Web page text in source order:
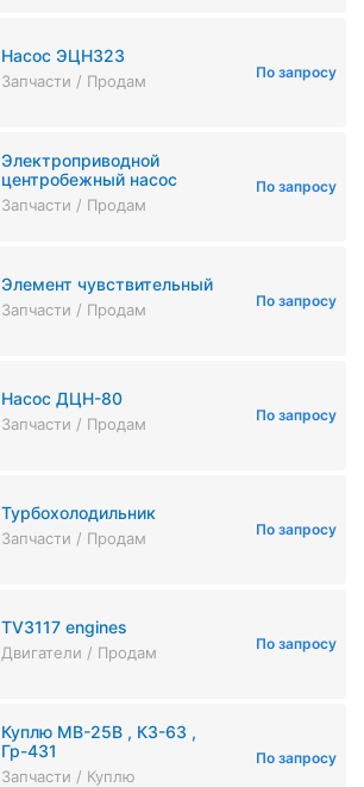
Насос ЭЦН323
Запчасти / Продам По запросу
Электроприводной
центробежный насос
Запчасти / Продам
По запросу
Элемент чувствительный
Запчасти / Продам По запросу
Насос ДЦН-80
Запчасти / Продам По запросу
Турбохолодильник
Запчасти / Продам По запросу
TV3117 engines
Двигатели / Продам По запросу
Куплю МВ-25В , К3-63 ,
Гр-431
Запчасти / Куплю
По запросу